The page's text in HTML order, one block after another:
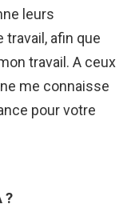
leurs
afin que
travail. A ceux
me connaisse
pour votre
?